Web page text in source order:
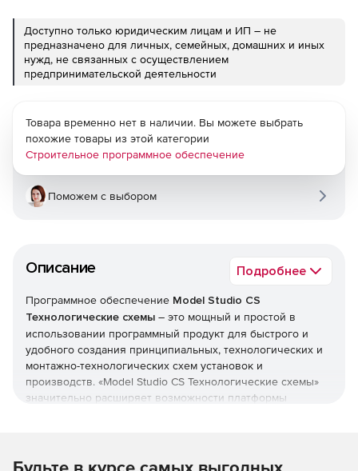
Доступно только юридическим лицам и ИП – не
предназначено для личных, семейных, домашних и иных
нужд, не связанных с осуществлением
предпринимательской деятельности
Описание Подробнее
Программное обеспечение Model Studio CS
Технологические схемы – это мощный и простой в
использовании программный продукт для быстрого и
удобного создания принципиальных, технологических и
монтажно-технологических схем установок и
производств. «Model Studio CS Технологические схемы»
значительно расширяет возможности платформы
База данных оборудования, изделий и материалов
Товара временно нет в наличии. Вы можете выбрать
похожие товары из этой категории
Строительное программное обеспечение
Поможем с выбором